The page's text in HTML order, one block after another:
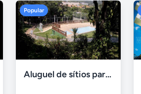
Popular
Aluguel de sítios para festas e eventos em BH